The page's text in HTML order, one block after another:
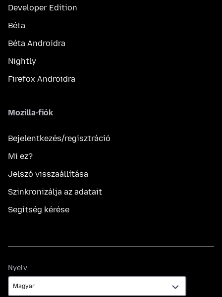
Developer Edition
Béta
Béta Androidra
Nightly
Firefox Androidra
Mozilla-fiók
Bejelentkezés/regisztráció
Mi ez?
Jelszó visszaállítása
Szinkronizálja az adatait
Segítség kérése
Nyelv